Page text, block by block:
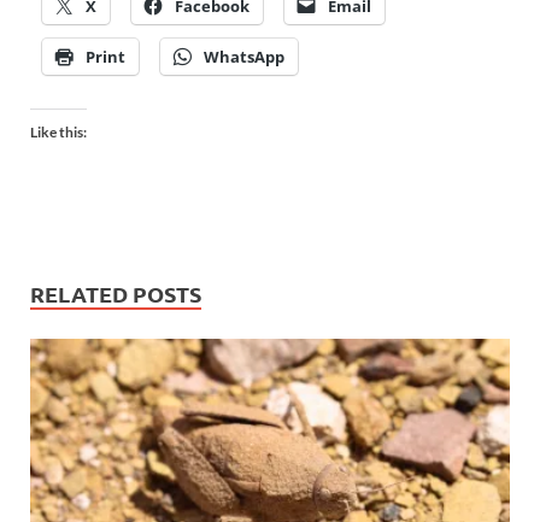
X Facebook Email
Print WhatsApp
Like this:
RELATED POSTS